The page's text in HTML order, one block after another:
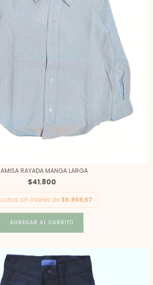
RAYADA MANGA LARGA
$41.800
sin interés de $6.966,67
AGREGAR AL CARRITO